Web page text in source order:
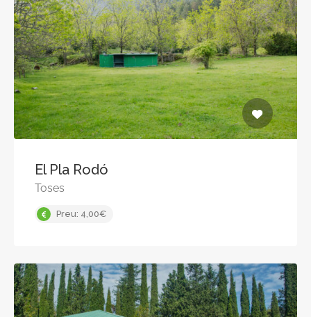
El Pla Rodó
Toses
Preu: 4,00€